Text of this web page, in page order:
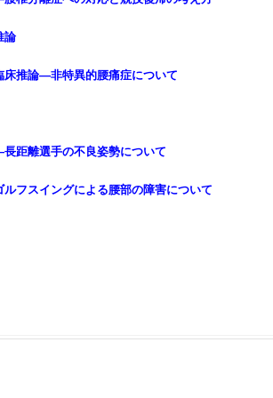
論
床推論―非特異的腰痛症について
距離選手の不良姿勢について
フスイングによる腰部の障害について